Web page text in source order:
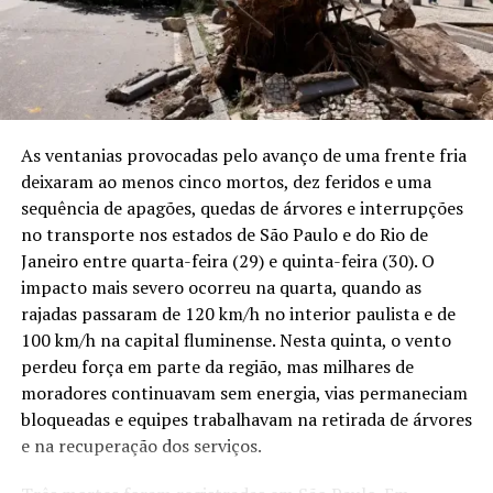
das chuvas, mudanças na distribuição da precipitação
podem aumentar a exposição das lavouras a períodos de
estiagem e elevar riscos econômicos. O mesmo problema
alcança reservatórios e usinas hidrelétricas que
dependem do volume de água dos rios.
Os resultados reforçam que a conservação da Amazônia
também interfere na disponibilidade de água em áreas
produtoras localizadas a milhares de quilômetros da
floresta. A manutenção do regime de chuvas no Sul do
Brasil passa, assim, a fazer parte da discussão sobre
políticas de combate ao desmatamento, planejamento
agrícola, produção de energia e adaptação às mudanças
climáticas.
Fonte: Brazilian Journal of Biology , ((o))eco – Foto:
Agência Brasil
peruano passaram a defender a declaração de estado de
emergência e uma intervenção permanente das forças
policiais e militares no Alto Nanay.
Entre janeiro e abril de 2026, a Fiscalía peruana
registrou 29 pontos de mineração ilegal em Iquitos,
Maynas e Nauta. O número cobre apenas ocorrências
que chegaram aos órgãos públicos. Em rios extensos,
com canais escondidos pela floresta e longas distâncias
entre as comunidades, parte das dragas pode funcionar
durante semanas sem ser alcançada por qualquer
fiscalização.
Puca Urco já havia recebido uma grande operação em
junho. A Marinha peruana apreendeu e destruiu balsas,
motores, geradores, compressores, bombas,
combustível, equipamentos de internet via satélite e
As ventanias provocadas pelo avanço de uma frente fria
deixaram ao menos cinco mortos, dez feridos e uma
sequência de apagões, quedas de árvores e interrupções
no transporte nos estados de São Paulo e do Rio de
Janeiro entre quarta-feira (29) e quinta-feira (30). O
impacto mais severo ocorreu na quarta, quando as
rajadas passaram de 120 km/h no interior paulista e de
100 km/h na capital fluminense. Nesta quinta, o vento
perdeu força em parte da região, mas milhares de
moradores continuavam sem energia, vias permaneciam
bloqueadas e equipes trabalhavam na retirada de árvores
e na recuperação dos serviços.